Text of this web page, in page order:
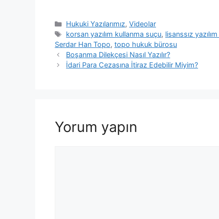
Kategoriler
Hukuki Yazılarımız,Videolar
Etiketler
korsan yazılım kullanma suçu, lisanssız
Serdar Han Topo, topo hukuk bürosu
Yazı
dolaşımı
Boşanma Dilekçesi Nasıl Yazılır?
İdari Para Cezasına İtiraz Edebilir Miyim?
Yorum yapın